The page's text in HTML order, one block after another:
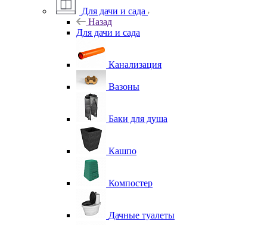
Для дачи и сада
Назад
Для дачи и сада
Канализация
Вазоны
Баки для душа
Кашпо
Компостер
Дачные туалеты